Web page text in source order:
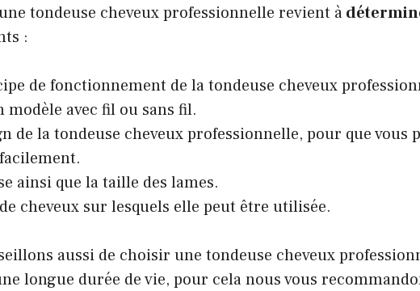
tondeuse cheveux professionnelle revient à
:
de fonctionnement de la tondeuse cheveux
modèle avec fil ou sans fil.
de la tondeuse cheveux professionnelle, pour que vous
ainsi que la taille des lames.
cheveux sur lesquels elle peut être utilisée.
aussi de choisir une tondeuse cheveux
longue durée de vie, pour cela nous vous